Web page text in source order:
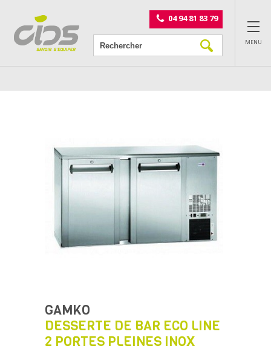
04 94 81 83 79
MENU
GAMKO
DESSERTE DE BAR ECO LINE
2 PORTES PLEINES INOX